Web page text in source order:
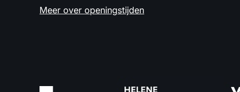
Meer over openingstijden